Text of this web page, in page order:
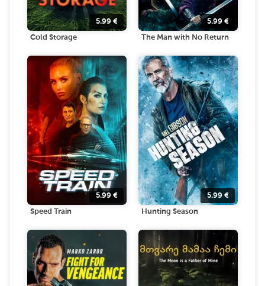
5.99 €
Cold Storage
5.99 €
The Man with No Return
5.99 €
Speed Train
5.99 €
Hunting Season